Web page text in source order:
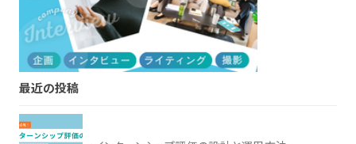
最近の投稿